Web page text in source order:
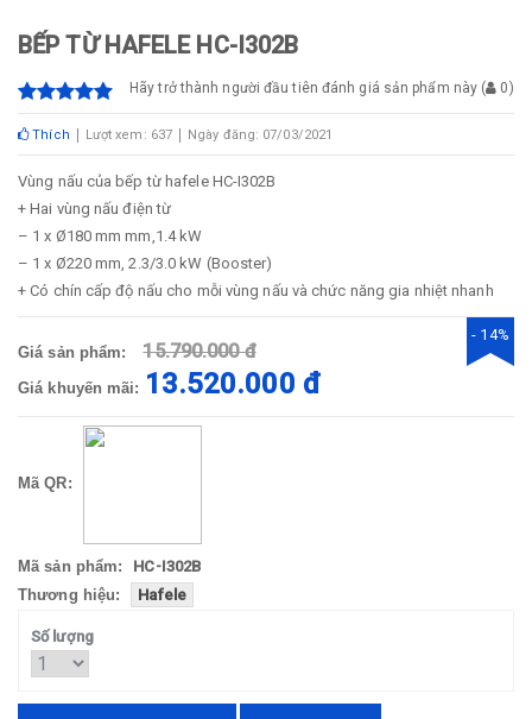
BẾP TỪ HAFELE HC-I302B
Hãy trở thành người đầu tiên đánh giá sản phẩm này ( 0)
Thích Lượt xem: 637 Ngày đăng: 07/03/2021
Vùng nấu của bếp từ hafele HC-I302B
+ Hai vùng nấu điện từ
– 1 x Ø180 mm mm,1.4 kW
– 1 x Ø220 mm, 2.3/3.0 kW (Booster)
+ Có chín cấp độ nấu cho mỗi vùng nấu và chức năng gia nhiệt nhanh
Giá sản phẩm: 15.790.000 đ
Giá khuyến mãi: 13.520.000 đ
- 14%
Mã QR:
Mã sản phẩm:
HC-I302B
Thương hiệu:
Hafele
Số lượng